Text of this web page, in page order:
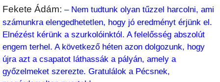
Fekete Ádám: – Nem tudtunk olyan tűzzel harcolni, ami
számunkra elengedhetetlen, hogy jó eredményt érjünk el.
Elnézést kérünk a szurkolóinktól. A felelősség abszolút
engem terhel. A következő héten azon dolgozunk, hogy
újra azt a csapatot láthassák a pályán, amely a
győzelmeket szerezte. Gratulálok a Pécsnek,